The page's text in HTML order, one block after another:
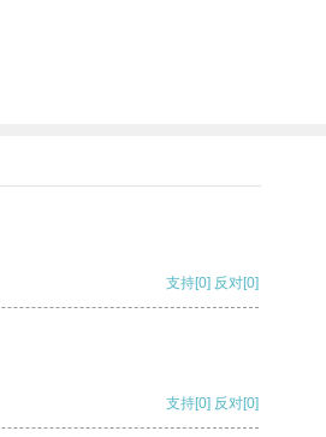
支持[0] 反对[0]
支持[0] 反对[0]